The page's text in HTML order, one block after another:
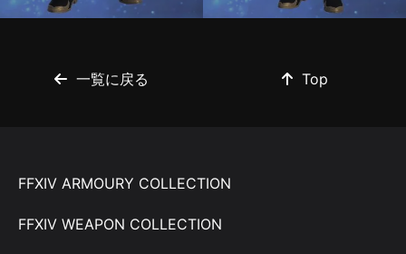
一覧に戻る Top
FFXIV ARMOURY COLLECTION
FFXIV WEAPON COLLECTION